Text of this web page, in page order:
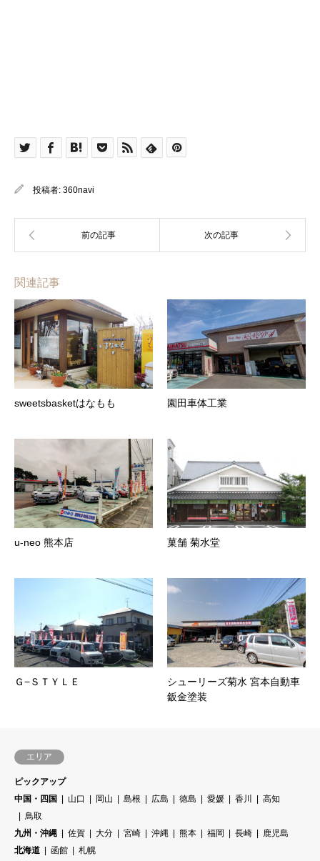
投稿者: 360navi
関連記事
sweetsbasketはなもも 園田車体工業
u-neo 熊本店 菓舗 菊水堂
Ｇ−ＳＴＹＬＥ
シューリーズ菊水 宮本自動車
鈑金塗装
エリア
ピックアップ
中国・四国
山口 岡山 島根 広島 徳島 愛媛 香川
高知
鳥取
九州・沖縄
佐賀 大分 宮崎 沖縄 熊本 福岡 長崎
鹿児島
北海道
函館
札幌